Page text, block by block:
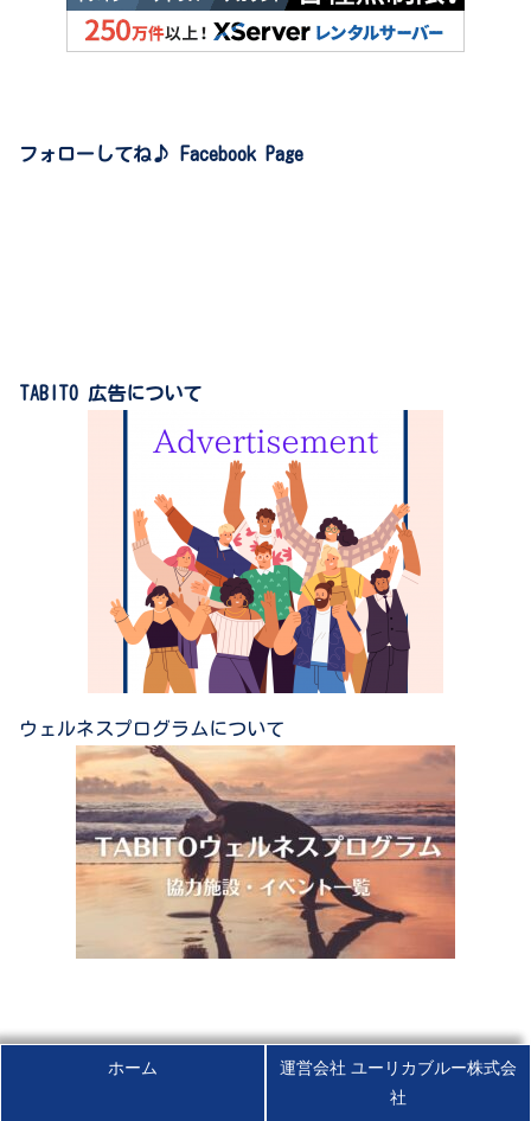
フォローしてね♪ Facebook Page
TABITO 広告について
ウェルネスプログラムについて
ホーム
運営会社 ユーリカブルー株式会
社